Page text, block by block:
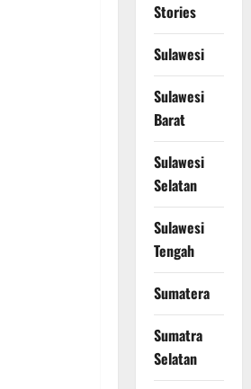
Stories
Sulawesi
Sulawesi
Barat
Sulawesi
Selatan
Sulawesi
Tengah
Sumatera
Sumatra
Selatan